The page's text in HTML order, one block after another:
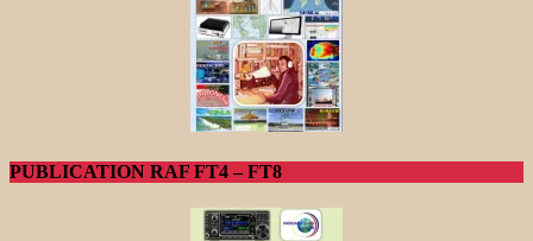
PUBLICATION RAF FT4 – FT8